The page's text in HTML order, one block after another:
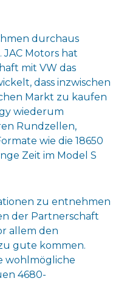
durchaus
Motors hat
mit VW das
dass inzwischen
Markt zu kaufen
wiederum
Rundzellen,
wie die 18650
Zeit im Model S
zu entnehmen
der Partnerschaft
allem den
gute kommen.
wohlmögliche
4680-